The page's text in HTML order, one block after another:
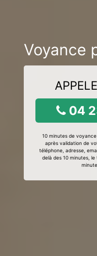
Voyance
04
10 minutes de
après validation de
téléphone, adresse,
delà des 10 minutes,